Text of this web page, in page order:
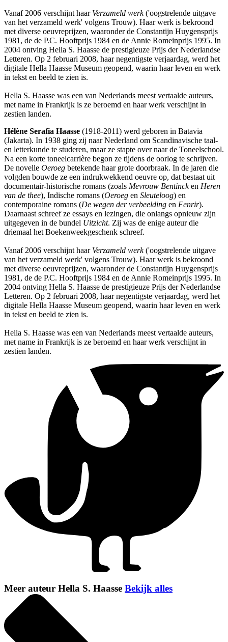
Vanaf 2006 verschijnt haar Verzameld werk('oogstrelende uitgave
van het verzameld werk' volgens Trouw). Haar werk is bekroond
met diverse oeuvreprijzen, waaronder de Constantijn Huygensprijs
1981, de de P.C. Hooftprijs 1984 en de Annie Romeinprijs 1995. In
2004 ontving Hella S. Haasse de prestigieuze Prijs der Nederlandse
Letteren. Op 2 februari 2008, haar negentigste verjaardag, werd het
digitale Hella Haasse Museum geopend, waarin haar leven en werk
in tekst en beeld te zien is.
Hella S. Haasse was een van Nederlands meest vertaalde auteurs,
met name in Frankrijk is ze beroemd en haar werk verschijnt in
zestien landen.
Hélène Serafia Haasse (1918-2011) werd geboren in Batavia
(Jakarta). In 1938 ging zij naar Nederland om Scandinavische taal-
en letterkunde te studeren, maar ze stapte over naar de Toneelschool.
Na een korte toneelcarrière begon ze tijdens de oorlog te schrijven.
De novelle Oeroeg betekende haar grote doorbraak. In de jaren die
volgden bouwde ze een indrukwekkend oeuvre op, dat bestaat uit
documentair-historische romans (zoals Mevrouw Bentincken Heren
van de thee), Indische romans (Oeroeg en Sleuteloog) en
contemporaine romans (De wegen der verbeelding en Fenrir).
Daarnaast schreef ze essays en lezingen, die onlangs opnieuw zijn
uitgegeven in de bundel Uitzicht. Zij was de enige auteur die
driemaal het Boekenweekgeschenk schreef.
Vanaf 2006 verschijnt haar Verzameld werk('oogstrelende uitgave
van het verzameld werk' volgens Trouw). Haar werk is bekroond
met diverse oeuvreprijzen, waaronder de Constantijn Huygensprijs
1981, de de P.C. Hooftprijs 1984 en de Annie Romeinprijs 1995. In
2004 ontving Hella S. Haasse de prestigieuze Prijs der Nederlandse
Letteren. Op 2 februari 2008, haar negentigste verjaardag, werd het
digitale Hella Haasse Museum geopend, waarin haar leven en werk
in tekst en beeld te zien is.
Hella S. Haasse was een van Nederlands meest vertaalde auteurs,
met name in Frankrijk is ze beroemd en haar werk verschijnt in
zestien landen.
Meer auteur Hella S. Haasse Bekijk alles